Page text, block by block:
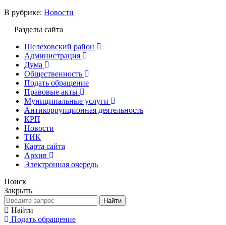
В рубрике: Новости
Разделы сайта
Шелеховский район
Администрация
Дума
Общественность
Подать обращение
Правовые акты
Муниципальные услуги
Антикоррупционная деятельность
КРП
Новости
ТИК
Карта сайта
Архив
Электронная очередь
Поиск
Закрыть
Найти
Найти
Подать обращение